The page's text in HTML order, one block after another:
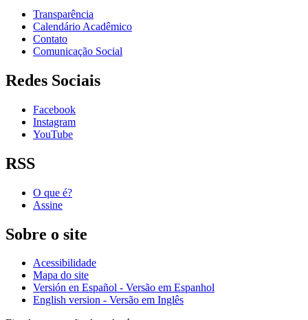
Transparência
Calendário Acadêmico
Contato
Comunicação Social
Redes Sociais
Facebook
Instagram
YouTube
RSS
O que é?
Assine
Sobre o site
Acessibilidade
Mapa do site
Versión en Español - Versão em Espanhol
English version - Versão em Inglês